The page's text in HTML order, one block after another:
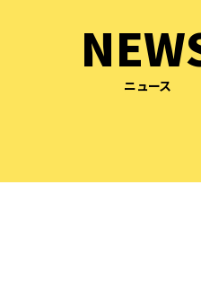
ニュース